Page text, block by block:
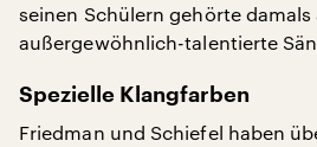
seinen Schülern gehörte damals
außergewöhnlich-talentierte
Spezielle Klangfarben
Friedman und Schiefel haben